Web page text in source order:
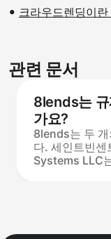
크라우드렌딩이
관련 문서
8lends는 규
가요?
8lends는 두 개
다. 세인트빈
Systems LLC